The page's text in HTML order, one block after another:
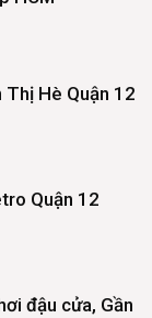
Thị Hè Quận 12
Quận 12
đậu cửa, Gần